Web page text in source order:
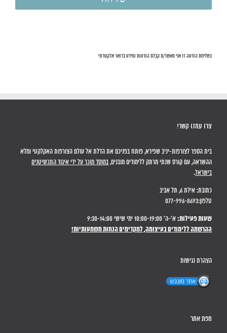
בשליחת הודעה זו אני מאשר/ת קבלת הודעות ומידע בדואר אלקטרוני
צרו עמנו קשר!
בית הספר לצורפות-יניב שפירא, פותח בפניכם את הדלת אל עולם הצורפות האקלקטי ומלא
ההשראה, עם קורס שנתי מרתק ללימודים מובנים, במוסד מוכר על ידי איגוד התכשיטנים
בישראל.
כתובת: אילת 6, תל אביב
טלפון:077-996-8693
שעות פעילות: א'-ה' 10:00-19:00 ימי שישי 9:30-14:00
ההרשמה ללימודים בעיצומה, למקדימים הנחות משמעותיות!
הצהרת נגישות
מפת אתר